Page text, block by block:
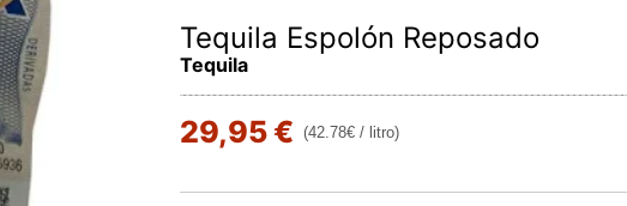
Tequila Espolón Reposado
Tequila
29,95 € (42.78€ / litro)